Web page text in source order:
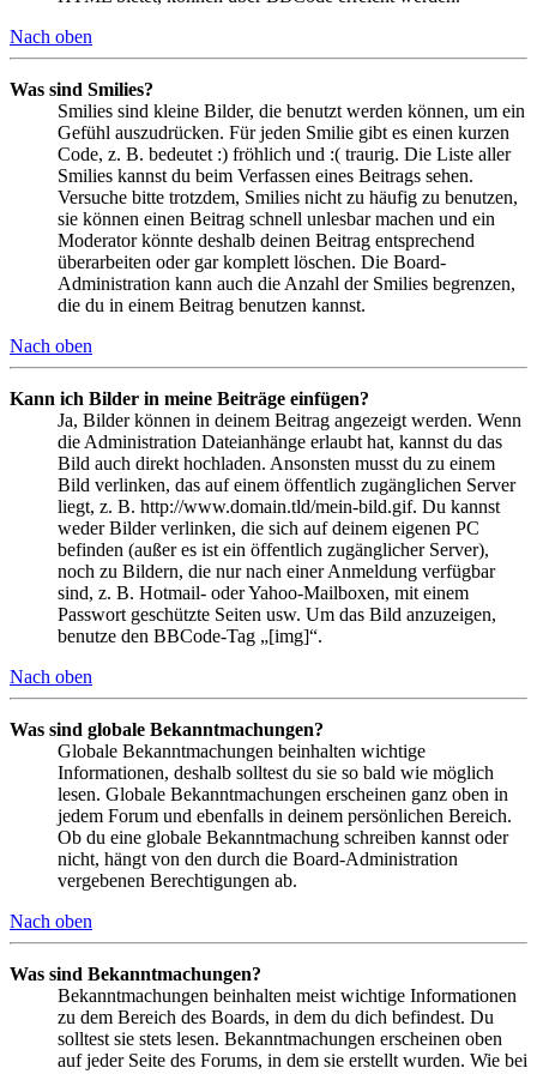
Nach oben
Was sind Smilies?
Smilies sind kleine Bilder, die benutzt werden können, um ein
Gefühl auszudrücken. Für jeden Smilie gibt es einen kurzen
Code, z. B. bedeutet :) fröhlich und :( traurig. Die Liste aller
Smilies kannst du beim Verfassen eines Beitrags sehen.
Versuche bitte trotzdem, Smilies nicht zu häufig zu benutzen,
sie können einen Beitrag schnell unlesbar machen und ein
Moderator könnte deshalb deinen Beitrag entsprechend
überarbeiten oder gar komplett löschen. Die Board-
Administration kann auch die Anzahl der Smilies begrenzen,
die du in einem Beitrag benutzen kannst.
Nach oben
Kann ich Bilder in meine Beiträge einfügen?
Ja, Bilder können in deinem Beitrag angezeigt werden. Wenn
die Administration Dateianhänge erlaubt hat, kannst du das
Bild auch direkt hochladen. Ansonsten musst du zu einem
Bild verlinken, das auf einem öffentlich zugänglichen Server
liegt, z. B. http://www.domain.tld/mein-bild.gif. Du kannst
weder Bilder verlinken, die sich auf deinem eigenen PC
befinden (außer es ist ein öffentlich zugänglicher Server),
noch zu Bildern, die nur nach einer Anmeldung verfügbar
sind, z. B. Hotmail- oder Yahoo-Mailboxen, mit einem
Passwort geschützte Seiten usw. Um das Bild anzuzeigen,
benutze den BBCode-Tag „[img]“.
Nach oben
Was sind globale Bekanntmachungen?
Globale Bekanntmachungen beinhalten wichtige
Informationen, deshalb solltest du sie so bald wie möglich
lesen. Globale Bekanntmachungen erscheinen ganz oben in
jedem Forum und ebenfalls in deinem persönlichen Bereich.
Ob du eine globale Bekanntmachung schreiben kannst oder
nicht, hängt von den durch die Board-Administration
vergebenen Berechtigungen ab.
Nach oben
Was sind Bekanntmachungen?
Bekanntmachungen beinhalten meist wichtige Informationen
zu dem Bereich des Boards, in dem du dich befindest. Du
solltest sie stets lesen. Bekanntmachungen erscheinen oben
auf jeder Seite des Forums, in dem sie erstellt wurden. Wie bei